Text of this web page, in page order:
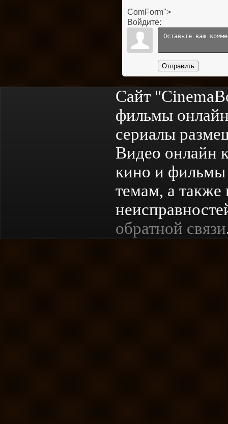
ComForm">
Войдите:
Отправить
Сайт
фильмы
сериалы
Видео онлайн
кино и
темам, а
обратной связи